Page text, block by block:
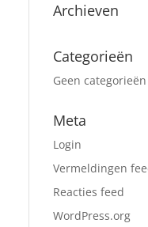
Archieven
Categorieën
Geen categorieën
Meta
Login
Vermeldingen
Reacties feed
WordPress.org